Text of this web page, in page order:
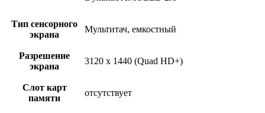
Тип сенсорного
экрана
Мультитач, емкостный
Разрешение
экрана
3120 x 1440 (Quad HD+)
Слот карт
памяти
отсутствует